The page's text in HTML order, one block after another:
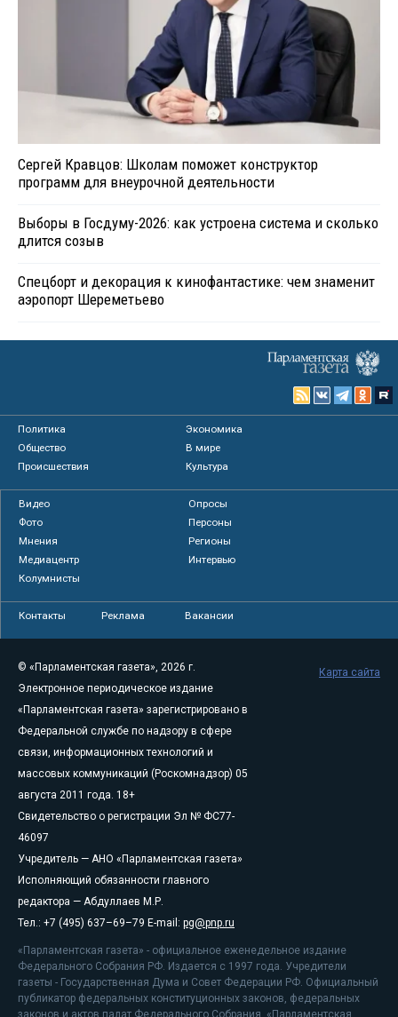
Сергей Кравцов: Школам поможет конструктор
программ для внеурочной деятельности
Выборы в Госдуму-2026: как устроена система и сколько
длится созыв
Спецборт и декорация к кинофантастике: чем знаменит
аэропорт Шереметьево
Политика
Экономика
Общество
В мире
Происшествия
Культура
Видео
Опросы
Фото
Персоны
Мнения
Регионы
Медиацентр
Интервью
Колумнисты
Контакты Реклама Вакансии
© «Парламентская газета», 2026 г.
Электронное периодическое издание
«Парламентская газета» зарегистрировано в
Федеральной службе по надзору в сфере
связи, информационных технологий и
массовых коммуникаций (Роскомнадзор) 05
августа 2011 года. 18+
Свидетельство о регистрации Эл № ФС77-
46097
Учредитель — АНО «Парламентская газета»
Исполняющий обязанности главного
редактора — Абдуллаев М.Р.
Тел.: +7 (495) 637–69–79 E-mail: pg@pnp.ru
«Парламентская газета» - официальное еженедельное издание
Федерального Собрания РФ. Издается с 1997 года. Учредители
газеты - Государственная Дума и Совет Федерации РФ. Официальный
публикатор федеральных конституционных законов, федеральных
законов и актов палат Федерального Собрания. «Парламентская
Карта сайта